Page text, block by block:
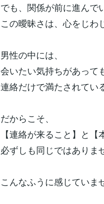
でも、関係が前に進んで
この曖昧さは、心をじわ
男性の中には、
会いたい気持ちがあって
連絡だけで満たされてい
だからこそ、
【連絡が来ること】と【
必ずしも同じではありま
こんなふうに感じていま